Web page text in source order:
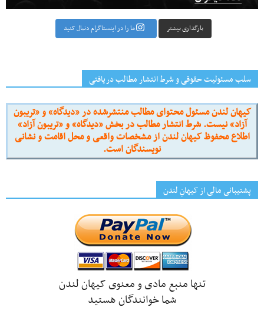
بارگذاری بیشتر ما را در اینستاگرام دنبال کنید
سلب مسئولیت حقوقی و شرط انتشار مطالب دریافتی
کیهان لندن مسئول محتوای مطالب منتشرشده در «دیدگاه» و «تریبون
آزاد» نیست. شرط انتشار مطالب در بخش «دیدگاه» و «تریبون آزاد»
اطلاع محفوظ کیهان لندن از مشخصات واقعی و محل اقامت و نشانی
نویسندگان است.
پشتیبانی مالی از کیهانِ لندن
تنها منبع مادی و معنوی کیهان لندن
شما خوانندگان هستید